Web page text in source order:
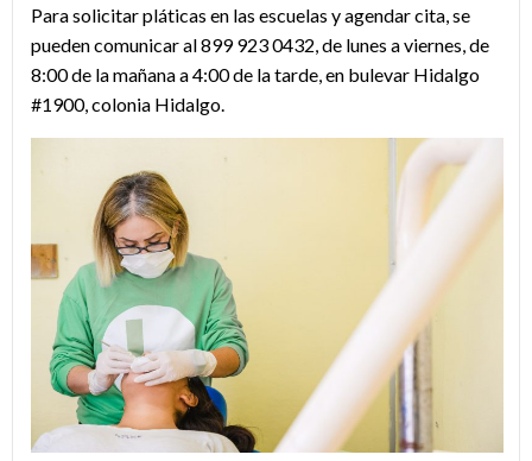
Para solicitar pláticas en las escuelas y agendar cita, se
pueden comunicar al 899 923 0432, de lunes a viernes, de
8:00 de la mañana a 4:00 de la tarde, en bulevar Hidalgo
#1900, colonia Hidalgo.